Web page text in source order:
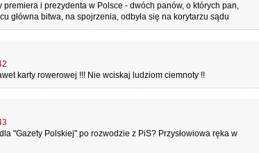
i prezydenta w Polsce - dwóch panów, o których pan,
główna bitwa, na spojrzenia, odbyła się na korytarzu sądu
karty rowerowej !!! Nie wciskaj ludziom ciemnoty !!
"Gazety Polskiej" po rozwodzie z PiS? Przysłowiowa ręka w